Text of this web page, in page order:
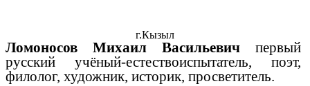
г.Кызыл
Ломоносов Михаил Васильевичпервый
русский учёный-естествоиспытатель, поэт,
филолог, художник, историк, просветитель.